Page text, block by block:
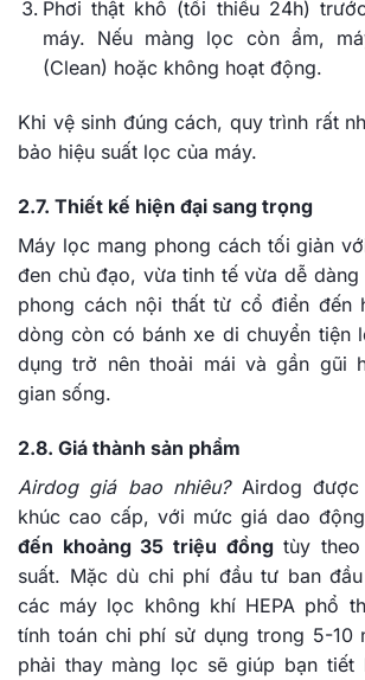
Phơi thật khô (tối thiểu 24h)
máy. Nếu màng lọc còn ẩm,
(Clean) hoặc không hoạt động.
Khi vệ sinh đúng cách, quy trình rất
bảo hiệu suất lọc của máy.
2.7. Thiết kế hiện đại sang trọng
Máy lọc mang phong cách tối giản
đen chủ đạo, vừa tinh tế vừa dễ
phong cách nội thất từ cổ điển đến
dòng còn có bánh xe di chuyển tiện
dụng trở nên thoải mái và gần gũi
gian sống.
2.8. Giá thành sản phẩm
Airdog giá bao nhiêu?Airdog được
khúc cao cấp, với mức giá dao
đến khoảng 35 triệu đồngtùy theo
suất. Mặc dù chi phí đầu tư ban
các máy lọc không khí HEPA phổ
tính toán chi phí sử dụng trong 5-10
phải thay màng lọc sẽ giúp bạn tiết